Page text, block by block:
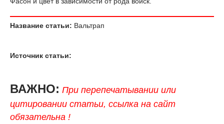
Название статьи: Вальтрап
Источник статьи:
ВАЖНО: При перепечатывании или
цитировании статьи, ссылка на сайт
обязательна !